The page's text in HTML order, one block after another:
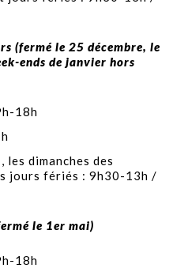
(fermé le 25 décembre, le
ends de janvier hors
18h
les dimanches des
jours fériés : 9h30-13h /
le 1er mai)
18h